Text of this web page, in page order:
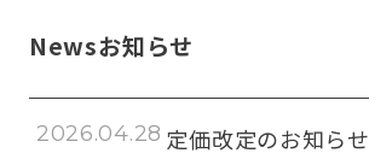
Newsお知らせ
2026.04.28 定価改定のお知らせ